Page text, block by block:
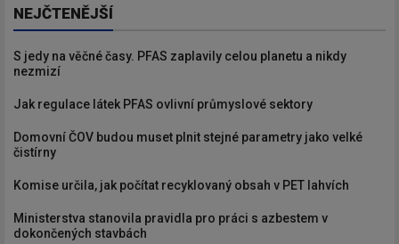
NEJČTENĚJŠÍ
S jedy na věčné časy. PFAS zaplavily celou planetu a nikdy
nezmizí
Jak regulace látek PFAS ovlivní průmyslové sektory
Domovní ČOV budou muset plnit stejné parametry jako velké
čistírny
Komise určila, jak počítat recyklovaný obsah v PET lahvích
Ministerstva stanovila pravidla pro práci s azbestem v
dokončených stavbách